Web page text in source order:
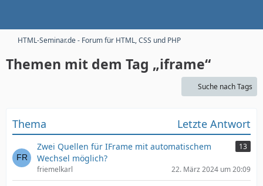
HTML-Seminar.de - Forum für HTML, CSS und PHP
Themen mit dem Tag „iframe“
Suche nach Tags
Thema Letzte Antwort
Zwei Quellen für IFrame mit automatischem
Wechsel möglich?
13
friemelkarl 22. März 2024 um 20:09